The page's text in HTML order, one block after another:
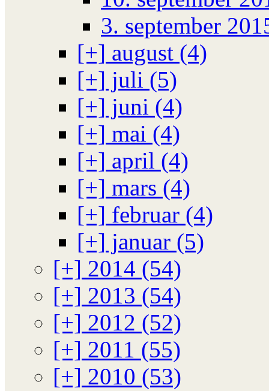
3. september
[+] august (4)
[+] juli (5)
[+] juni (4)
[+] mai (4)
[+] april (4)
[+] mars (4)
[+] februar (4)
[+] januar (5)
[+] 2014 (54)
[+] 2013 (54)
[+] 2012 (52)
[+] 2011 (55)
[+] 2010 (53)